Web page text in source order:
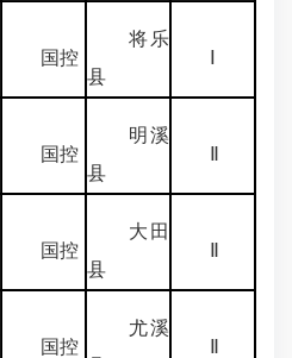
国控
将乐
县
国控
明溪
县
国控
大田
县
国控
尤溪